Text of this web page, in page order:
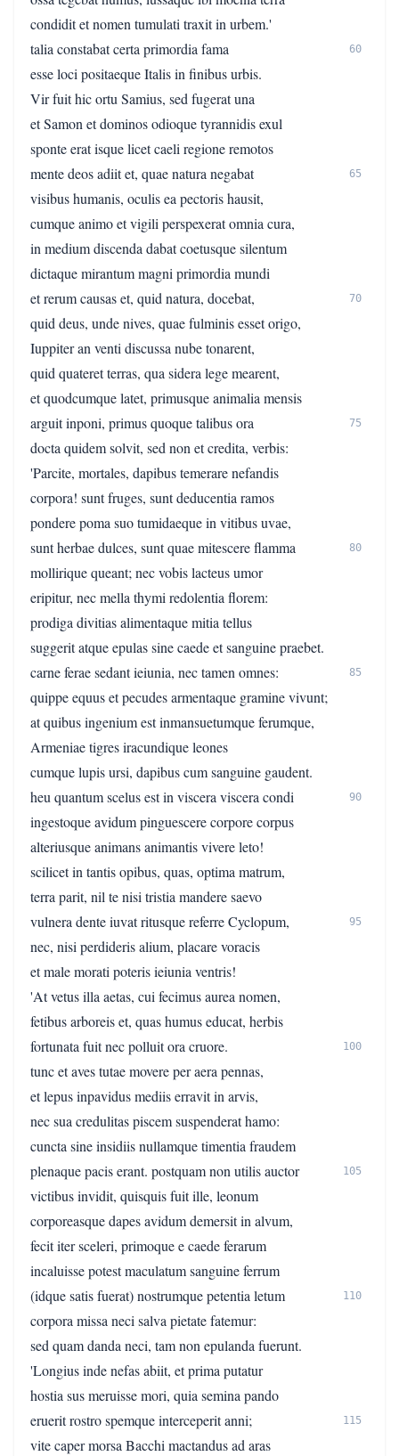
condidit et nomen tumulati traxit in urbem.'
talia constabat certa primordia fama
60
esse loci positaeque Italis in finibus urbis.
Vir fuit hic ortu Samius, sed fugerat una
et Samon et dominos odioque tyrannidis exul
sponte erat isque licet caeli regione remotos
mente deos adiit et, quae natura negabat
65
visibus humanis, oculis ea pectoris hausit,
cumque animo et vigili perspexerat omnia cura,
in medium discenda dabat coetusque silentum
dictaque mirantum magni primordia mundi
et rerum causas et, quid natura, docebat,
70
quid deus, unde nives, quae fulminis esset origo,
Iuppiter an venti discussa nube tonarent,
quid quateret terras, qua sidera lege mearent,
et quodcumque latet, primusque animalia mensis
arguit inponi, primus quoque talibus ora
75
docta quidem solvit, sed non et credita, verbis:
'Parcite, mortales, dapibus temerare nefandis
corpora! sunt fruges, sunt deducentia ramos
pondere poma suo tumidaeque in vitibus uvae,
sunt herbae dulces, sunt quae mitescere flamma
80
mollirique queant; nec vobis lacteus umor
eripitur, nec mella thymi redolentia florem:
prodiga divitias alimentaque mitia tellus
suggerit atque epulas sine caede et sanguine praebet.
carne ferae sedant ieiunia, nec tamen omnes:
85
quippe equus et pecudes armentaque gramine vivunt;
at quibus ingenium est inmansuetumque ferumque,
Armeniae tigres iracundique leones
cumque lupis ursi, dapibus cum sanguine gaudent.
heu quantum scelus est in viscera viscera condi
90
ingestoque avidum pinguescere corpore corpus
alteriusque animans animantis vivere leto!
scilicet in tantis opibus, quas, optima matrum,
terra parit, nil te nisi tristia mandere saevo
vulnera dente iuvat ritusque referre Cyclopum,
95
nec, nisi perdideris alium, placare voracis
et male morati poteris ieiunia ventris!
'At vetus illa aetas, cui fecimus aurea nomen,
fetibus arboreis et, quas humus educat, herbis
fortunata fuit nec polluit ora cruore.
100
tunc et aves tutae movere per aera pennas,
et lepus inpavidus mediis erravit in arvis,
nec sua credulitas piscem suspenderat hamo:
cuncta sine insidiis nullamque timentia fraudem
plenaque pacis erant. postquam non utilis auctor
105
victibus invidit, quisquis fuit ille, leonum
corporeasque dapes avidum demersit in alvum,
fecit iter sceleri, primoque e caede ferarum
incaluisse potest maculatum sanguine ferrum
(idque satis fuerat) nostrumque petentia letum
110
corpora missa neci salva pietate fatemur:
sed quam danda neci, tam non epulanda fuerunt.
'Longius inde nefas abiit, et prima putatur
hostia sus meruisse mori, quia semina pando
eruerit rostro spemque interceperit anni;
115
vite caper morsa Bacchi mactandus ad aras